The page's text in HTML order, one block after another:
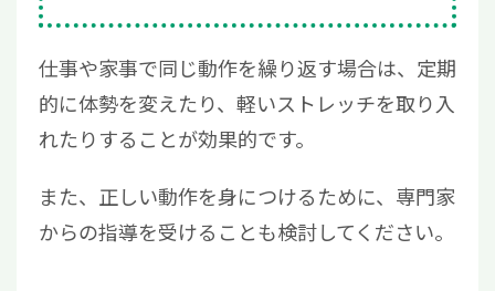
仕事や家事で同じ動作を繰り返す場合は、定期
的に体勢を変えたり、軽いストレッチを取り入
れたりすることが効果的です。
また、正しい動作を身につけるために、専門家
からの指導を受けることも検討してください。